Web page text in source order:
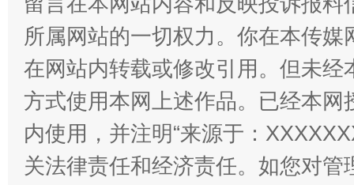
解纷+调解+退费，一次搞定
所属网站的一切权力。你在本传
在网站内转载或修改引用。但未
方式使用本网上述作品。已经本
内使用，并注明“来源于：
关法律责任和经济责任。如您对